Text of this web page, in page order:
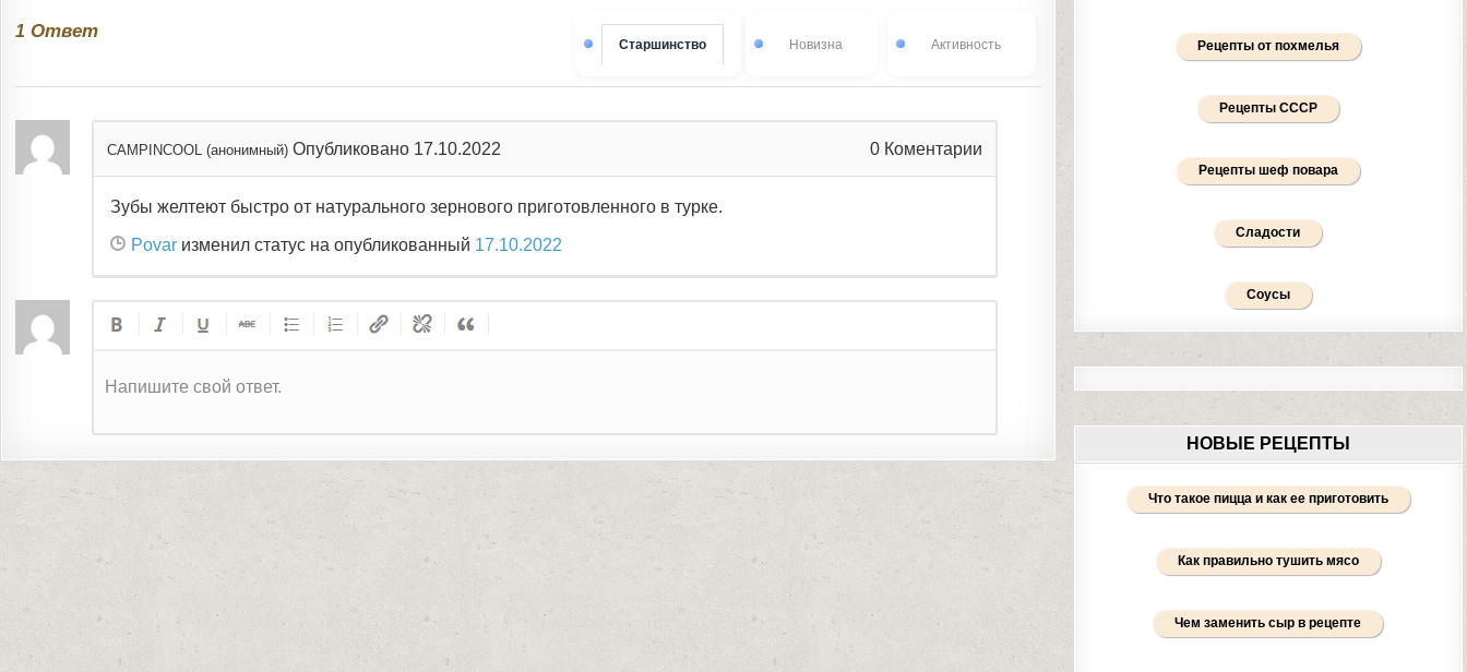
1 Ответ
Активность
Новизна
Старшинство
CAMPINCOOL (анонимный) Опубликовано 17.10.2022 0Коментарии
Зубы желтеют быстро от натурального зернового приготовленного в турке.
Povar изменил статус на опубликованный 17.10.2022
Напишите свой ответ.
Рецепты от похмелья
Рецепты СССР
Рецепты шеф повара
Сладости
Соусы
НОВЫЕ РЕЦЕПТЫ
Что такое пицца и как ее приготовить
Как правильно тушить мясо
Чем заменить сыр в рецепте